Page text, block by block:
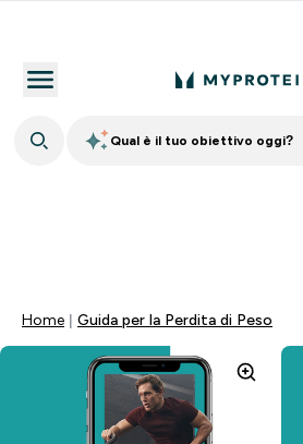
Qual è il tuo obiettivo oggi?
Home Guida per la Perdita di Peso